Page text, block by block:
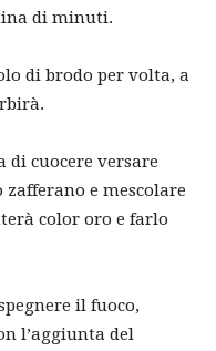
di minuti.
di brodo per volta, a
cuocere versare
e mescolare
color oro e farlo
il fuoco,
l’aggiunta del